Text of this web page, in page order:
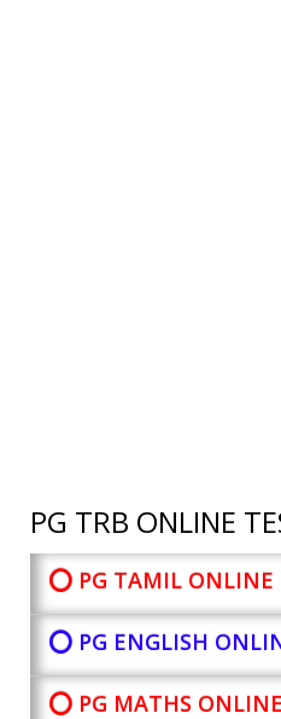
PG TRB ONLINE
⭕ PG TAMIL ONLINE
⭕ PG ENGLISH
⭕ PG MATHS